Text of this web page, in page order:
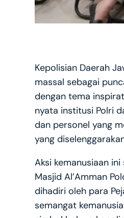
Kepolisian Daerah
massal sebagai
dengan tema
nyata institusi Polri
dan personel yang
yang
Aksi kemanusiaan
Masjid Al’Amman
dihadiri oleh para
semangat